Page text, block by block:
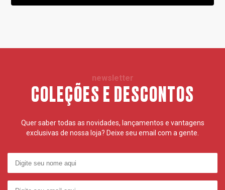
newsletter
COLEÇÕES E DESCONTOS
Quer saber todas as novidades, lançamentos e vantagens
exclusivas de nossa loja? Deixe seu email com a gente.